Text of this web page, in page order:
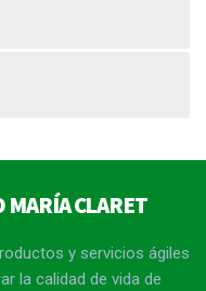
MARÍA CLARET
y servicios ágiles
la calidad de vida de